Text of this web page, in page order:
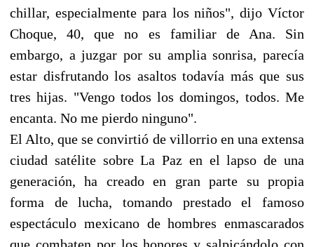
chillar, especialmente para los niños", dijo Víctor
Choque, 40, que no es familiar de Ana. Sin
embargo, a juzgar por su amplia sonrisa, parecía
estar disfrutando los asaltos todavía más que sus
tres hijas. "Vengo todos los domingos, todos. Me
encanta. No me pierdo ninguno".
El Alto, que se convirtió de villorrio en una extensa
ciudad satélite sobre La Paz en el lapso de una
generación, ha creado en gran parte su propia
forma de lucha, tomando prestado el famoso
espectáculo mexicano de hombres enmascarados